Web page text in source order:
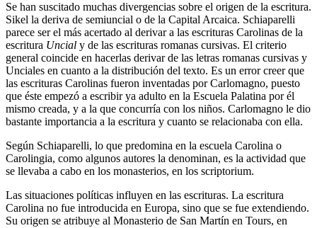
Se han suscitado muchas divergencias sobre el origen de la escritura.
Sikel la deriva de semiuncial o de la Capital Arcaica. Schiaparelli
parece ser el más acertado al derivar a las escrituras Carolinas de la
escritura Uncial y de las escrituras romanas cursivas. El criterio
general coincide en hacerlas derivar de las letras romanas cursivas y
Unciales en cuanto a la distribución del texto. Es un error creer que
las escrituras Carolinas fueron inventadas por Carlomagno, puesto
que éste empezó a escribir ya adulto en la Escuela Palatina por él
mismo creada, y a la que concurría con los niños. Carlomagno le dio
bastante importancia a la escritura y cuanto se relacionaba con ella.
Según Schiaparelli, lo que predomina en la escuela Carolina o
Carolingia, como algunos autores la denominan, es la actividad que
se llevaba a cabo en los monasterios, en los scriptorium.
Las situaciones políticas influyen en las escrituras. La escritura
Carolina no fue introducida en Europa, sino que se fue extendiendo.
Su origen se atribuye al Monasterio de San Martín en Tours, en